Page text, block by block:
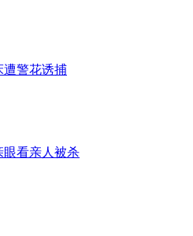
遭警花诱捕
眼看亲人被杀